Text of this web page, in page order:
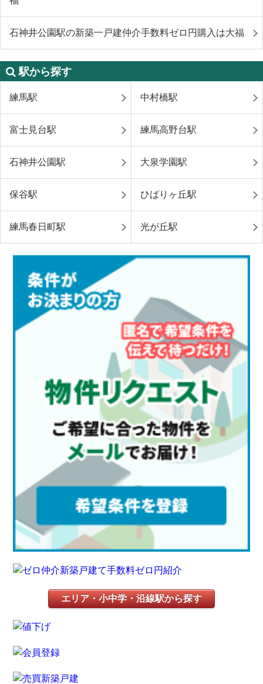
石神井公園駅の新築一戸建仲介手数料ゼロ円購入は大福
駅から探す
練馬駅 中村橋駅
富士見台駅 練馬高野台駅
石神井公園駅 大泉学園駅
保谷駅 ひばりヶ丘駅
練馬春日町駅 光が丘駅
エリア・小中学・沿線駅から探す